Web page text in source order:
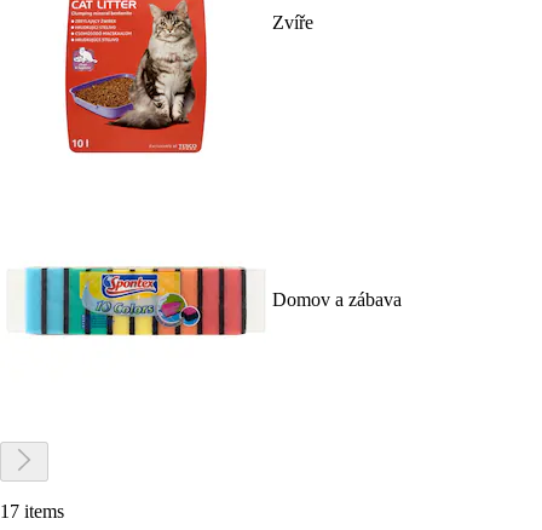
Zvíře
Domov a zábava
17 items